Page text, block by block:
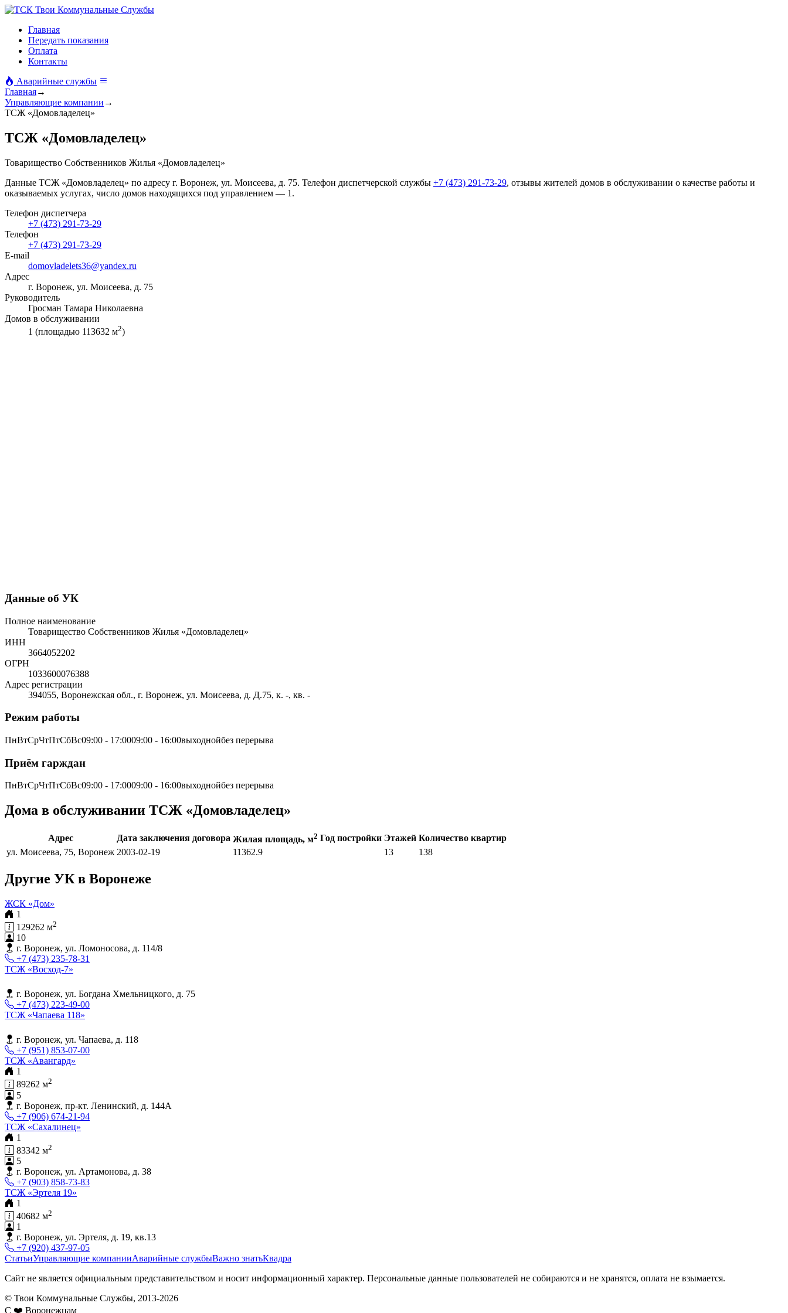
Твои Коммунальные Службы
Главная
Передать показания
Оплата
Контакты
Аварийные службы
Главная→
Управляющие компании →
ТСЖ «Домовладелец»
ТСЖ «Домовладелец»
Товарищество Собственников Жилья «Домовладелец»
Данные ТСЖ «Домовладелец» по адресу г. Воронеж, ул. Моисеева, д. 75. Телефон диспетчерской службы +7 (473) 291-73-29, отзывы жителей домов в обслуживании о качестве работы и
оказываемых услугах, число домов находящихся под управлением — 1.
Телефон диспетчера
+7 (473) 291-73-29
Телефон
+7 (473) 291-73-29
E-mail
domovladelets36@yandex.ru
Адрес
г. Воронеж, ул. Моисеева, д. 75
Руководитель
Гросман Тамара Николаевна
Домов в обслуживании
1 (площадью 113632 м2)
Данные об УК
Полное наименование
Товарищество Собственников Жилья «Домовладелец»
ИНН
3664052202
ОГРН
1033600076388
Адрес регистрации
394055, Воронежская обл., г. Воронеж, ул. Моисеева, д. Д.75, к. -, кв. -
Режим работы
ПнВтСрЧтПтСбВс09:00 - 17:0009:00 - 16:00выходнойбез перерыва
Приём гарждан
ПнВтСрЧтПтСбВс09:00 - 17:0009:00 - 16:00выходнойбез перерыва
Дома в обслуживании ТСЖ «Домовладелец»
Адрес Дата заключения договора Жилая площадь, м2 Год постройки Этажей Количество квартир
ул. Моисеева, 75, Воронеж 2003-02-19 11362.9 13 138
Другие УК в Воронеже
ЖСК «Дом»
1
129262 м2
10
г. Воронеж, ул. Ломоносова, д. 114/8
+7 (473) 235-78-31
ТСЖ «Восход-7»
г. Воронеж, ул. Богдана Хмельницкого, д. 75
+7 (473) 223-49-00
ТСЖ «Чапаева 118»
г. Воронеж, ул. Чапаева, д. 118
+7 (951) 853-07-00
ТСЖ «Авангард»
1
89262 м2
5
г. Воронеж, пр-кт. Ленинский, д. 144А
+7 (906) 674-21-94
ТСЖ «Сахалинец»
1
83342 м2
5
г. Воронеж, ул. Артамонова, д. 38
+7 (903) 858-73-83
ТСЖ «Эртеля 19»
1
40682 м2
1
г. Воронеж, ул. Эртеля, д. 19, кв.13
+7 (920) 437-97-05
СтатьиУправляющие компанииАварийные службыВажно знатьКвадра
Сайт не является официальным представительством и носит информационный характер. Персональные данные пользователей не собираются и не хранятся, оплата не взымается.
© Твои Коммунальные Службы, 2013-2026
С ❤️ Воронежцам